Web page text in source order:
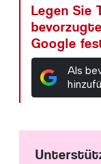
Legen Sie
Google
Als